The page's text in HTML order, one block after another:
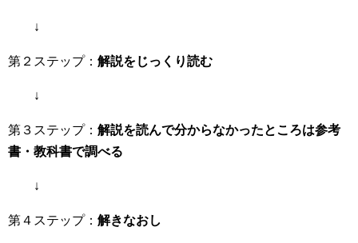
↓
第２ステップ： 解説をじっくり読む
↓
第３ステップ： 解説を読んで分からなかったところは参考
書・教科書で調べる
↓
第４ステップ： 解きなおし